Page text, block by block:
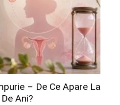
– De Ce Apare La
Ani?